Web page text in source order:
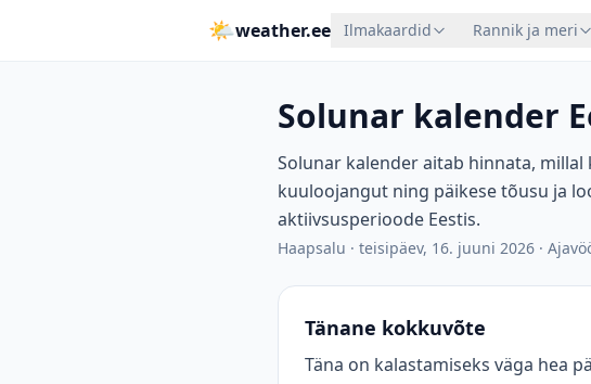
🌤weather.ee Ilmakaardid Rannik ja meri
Solunar kalender
Solunar kalender aitab hinnata,
kuuloojangut ning päikese tõusu ja
aktiivsusperioode Eestis.
Haapsalu · teisipäev, 16. juuni 2026 ·
Tänane kokkuvõte
Täna on kalastamiseks väga hea